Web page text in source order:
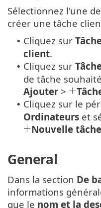
Sélectionnez l'une
créer une tâche
• Cliquez sur
client.
• Cliquez sur
de tâche
Ajouter >
• Cliquez sur le
Ordinateurs et
Nouvelle tâche
General
Dans la section De
informations
que le nom et la